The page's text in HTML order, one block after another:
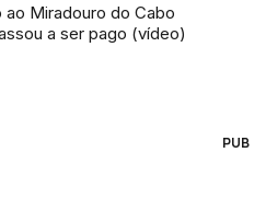
ao Miradouro do Cabo
a ser pago (vídeo)
PUB